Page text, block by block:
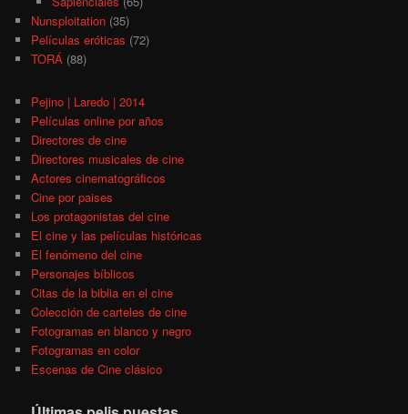
Nunsploitation (35)
Películas eróticas (72)
TORÁ (88)
Pejino | Laredo | 2014
Películas online por años
Directores de cine
Directores musicales de cine
Actores cinematográficos
Cine por paises
Los protagonistas del cine
El cine y las películas históricas
El fenómeno del cine
Personajes bíblicos
Citas de la biblia en el cine
Colección de carteles de cine
Fotogramas en blanco y negro
Fotogramas en color
Escenas de Cine clásico